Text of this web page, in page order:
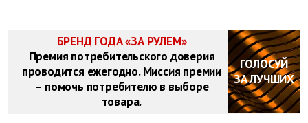
БРЕНД ГОДА «ЗА РУЛЕМ»
Премия потребительского доверия
проводится ежегодно. Миссия премии
– помочь потребителю в выборе
товара.
ГОЛОСУЙ
ЗА ЛУЧШИХ